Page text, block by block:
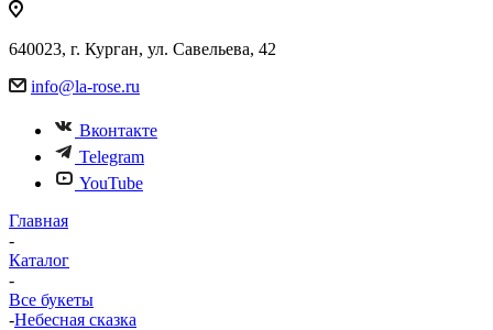
640023, г. Курган, ул. Савельева, 42
info@la-rose.ru
Вконтакте
Telegram
YouTube
Главная
-
Каталог
-
Все букеты
-Небесная сказка